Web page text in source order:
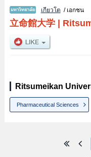
เกียวโต / เอกชน
立命館大学|
Ritsumeikan
Pharmaceutical Sciences